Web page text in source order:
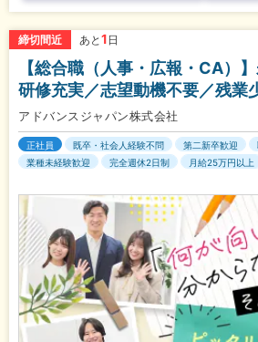
締切間近 あと 1 日
【総合職（人事・広報・CA）
研修充実／志望動機不要／残業
アドバンスジャパン株式会社
正社員 既卒・社会人経験不問 第二新卒歓迎
業種未経験歓迎
完全週休2日制 月給25万円以上